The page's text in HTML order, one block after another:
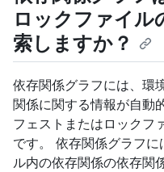
ロックファイル
索しますか？
依存関係グラフには、環
関係に関する情報が自動
フェストまたはロックフ
です。 依存関係グラフ
ル内の依存関係の依存関